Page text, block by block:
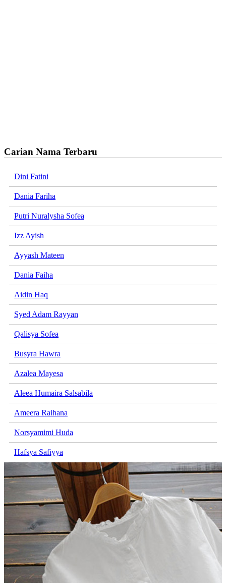
Carian Nama Terbaru
Dini Fatini
Dania Fariha
Putri Nuralysha Sofea
Izz Ayish
Ayyash Mateen
Dania Faiha
Aidin Haq
Syed Adam Rayyan
Qalisya Sofea
Busyra Hawra
Azalea Mayesa
Aleea Humaira Salsabila
Ameera Raihana
Norsyamimi Huda
Hafsya Safiyya